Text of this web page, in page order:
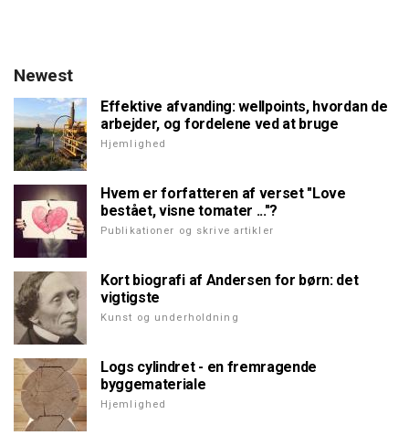
Newest
Effektive afvanding: wellpoints, hvordan de
arbejder, og fordelene ved at bruge
Hjemlighed
Hvem er forfatteren af verset "Love
bestået, visne tomater ..."?
Publikationer og skrive artikler
Kort biografi af Andersen for børn: det
vigtigste
Kunst og underholdning
Logs cylindret - en fremragende
byggemateriale
Hjemlighed